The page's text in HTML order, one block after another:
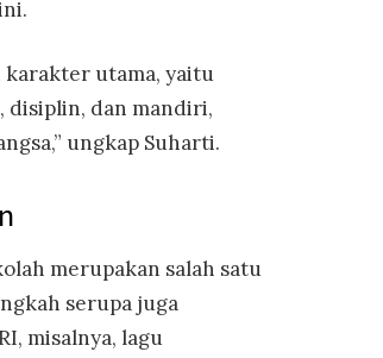
karakter utama, yaitu
disiplin, dan mandiri,
ungkap Suharti.
merupakan salah satu
serupa juga
misalnya, lagu